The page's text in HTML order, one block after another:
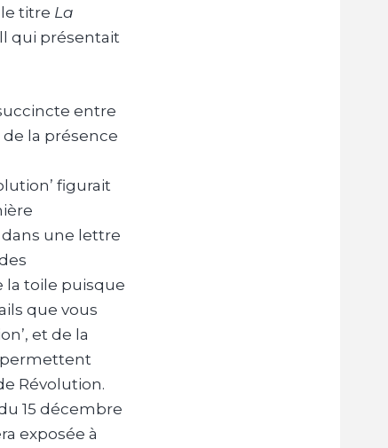
le titre La
qui présentait
entre
la présence
figurait
dans une lettre
la toile puisque
que vous
et de la
permettent
Révolution.
15 décembre
exposée à